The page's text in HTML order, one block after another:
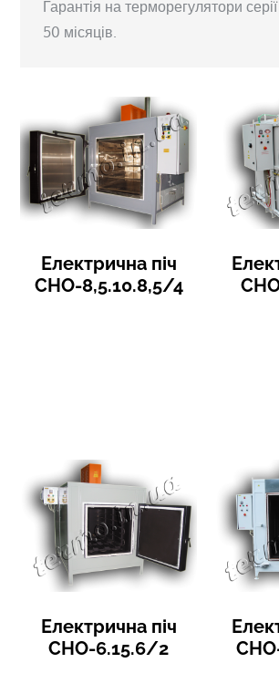
Гарантія на терморегулятори
50 місяців.
Електрична піч
СНО-8,5.10.8,5/4
Електрична піч
СНО-6.15.6/2